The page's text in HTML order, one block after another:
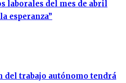
laborales del mes de abril
esperanza”
del trabajo autónomo tendrá